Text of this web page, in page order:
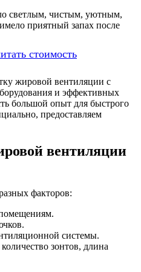
светлым, чистым, уютным,
приятный запах после
стоимость
жировой вентиляции с
и эффективных
большой опыт для быстрого
предоставляем
вентиляции
факторов:
системы.
зонтов, длина